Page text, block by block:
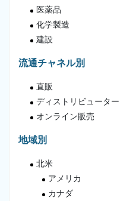
医薬品
化学製造
建設
流通チャネル別
直販
ディストリビューター
オンライン販売
地域別
北米
アメリカ
カナダ